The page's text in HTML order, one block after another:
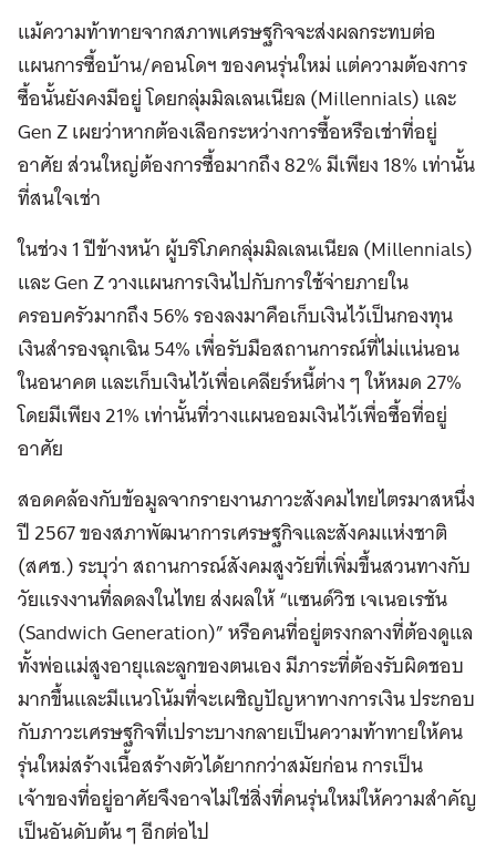
แม้ความท้าทายจากสภาพเศรษฐกิจจะส่งผลกระทบต่อ
แผนการซื้อบ้าน/คอนโดฯ ของคนรุ่นใหม่ แต่ความต้องการ
ซื้อนั้นยังคงมีอยู่ โดยกลุ่มมิลเลนเนียล (Millennials) และ
Gen Z เผยว่าหากต้องเลือกระหว่างการซื้อหรือเช่าที่อยู่
อาศัย ส่วนใหญ่ต้องการซื้อมากถึง 82% มีเพียง 18% เท่านั้น
ที่สนใจเช่า
ในช่วง 1 ปีข้างหน้า ผู้บริโภคกลุ่มมิลเลนเนียล (Millennials)
และ Gen Z วางแผนการเงินไปกับการใช้จ่ายภายใน
ครอบครัวมากถึง 56% รองลงมาคือเก็บเงินไว้เป็นกองทุน
เงินสำรองฉุกเฉิน 54% เพื่อรับมือสถานการณ์ที่ไม่แน่นอน
ในอนาคต และเก็บเงินไว้เพื่อเคลียร์หนี้ต่าง ๆ ให้หมด 27%
โดยมีเพียง 21% เท่านั้นที่วางแผนออมเงินไว้เพื่อซื้อที่อยู่
อาศัย
สอดคล้องกับข้อมูลจากรายงานภาวะสังคมไทยไตรมาสหนึ่ง
ปี 2567 ของสภาพัฒนาการเศรษฐกิจและสังคมแห่งชาติ
(สศช.) ระบุว่า สถานการณ์สังคมสูงวัยที่เพิ่มขึ้นสวนทางกับ
วัยแรงงานที่ลดลงในไทย ส่งผลให้ “แซนด์วิช เจเนอเรชัน
(Sandwich Generation)” หรือคนที่อยู่ตรงกลางที่ต้องดูแล
ทั้งพ่อแม่สูงอายุและลูกของตนเอง มีภาระที่ต้องรับผิดชอบ
มากขึ้นและมีแนวโน้มที่จะเผชิญปัญหาทางการเงิน ประกอบ
กับภาวะเศรษฐกิจที่เปราะบางกลายเป็นความท้าทายให้คน
รุ่นใหม่สร้างเนื้อสร้างตัวได้ยากกว่าสมัยก่อน การเป็น
เจ้าของที่อยู่อาศัยจึงอาจไม่ใช่สิ่งที่คนรุ่นใหม่ให้ความสำคัญ
เป็นอันดับต้น ๆ อีกต่อไป